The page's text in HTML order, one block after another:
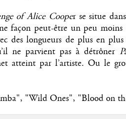
of Alice Cooper se situe
façon peut-être un peu moins
des longueurs de plus en plus
ne parvient pas à détrôner
atteint par l’artiste. Ou le
"Wild Ones", "Blood on